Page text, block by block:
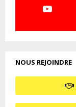
NOUS REJOINDRE